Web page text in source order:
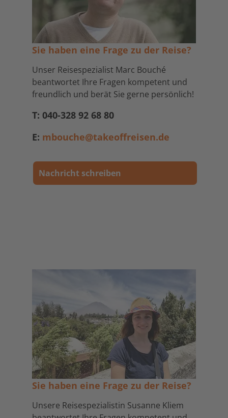
Sie haben eine Frage zu der Reise?
Unser Reisespezialist Marc Bouché
beantwortet Ihre Fragen kompetent und
freundlich und berät Sie gerne persönlich!
T: 040-328 92 68 80
E: mbouche@takeoffreisen.de
Nachricht schreiben
Sie haben eine Frage zu der Reise?
Unsere Reisespezialistin Susanne Kliem